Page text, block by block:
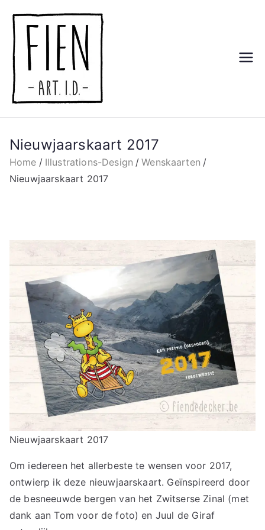
naar
inhoud
Nieuwjaarskaart 2017
Home Illustrations-Design
Wenskaarten
Nieuwjaarskaart 2017
Nieuwjaarskaart 2017
Om iedereen het allerbeste te wensen voor 2017,
ontwierp ik deze nieuwjaarskaart. Geïnspireerd door
de besneeuwde bergen van het Zwitserse Zinal (met
dank aan Tom voor de foto) en Juul de Giraf